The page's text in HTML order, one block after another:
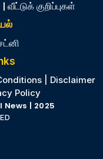
| வீட்டுக் குறிப்புகள்
Disclaimer
Policy
News | 2025